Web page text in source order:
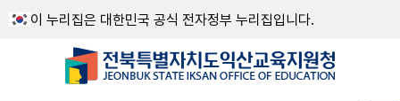
이 누리집은 대한민국 공식 전자정부 누리집입니다.